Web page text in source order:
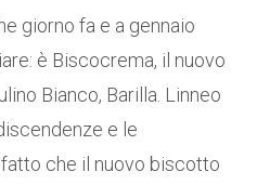
giorno fa e a gennaio
è Biscocrema, il nuovo
Bianco, Barilla. Linneo
e le
che il nuovo biscotto